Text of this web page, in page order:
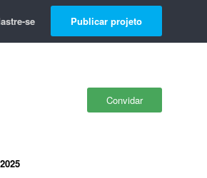
se Publicar projeto
Convidar